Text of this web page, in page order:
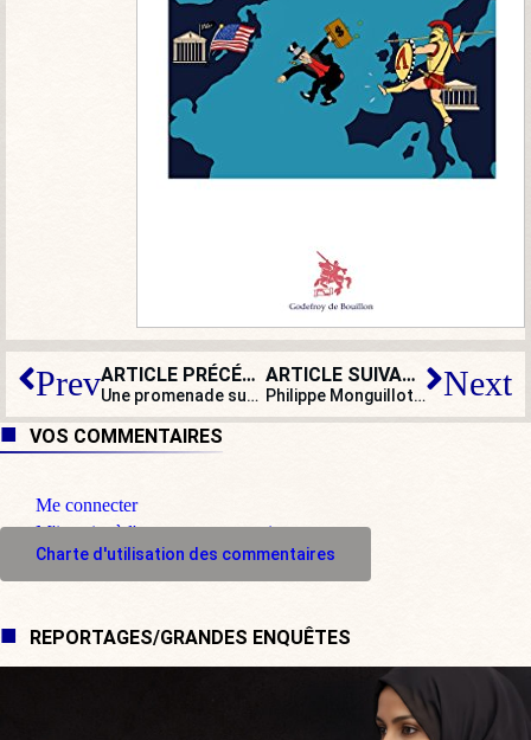
Prev ARTICLE PRÉCÉDENT
Une promenade sur le canal du Midi
ARTICLE SUIVANT
Philippe Monguillot, chauffeur de bus, tué par quatre hommes Next
VOS COMMENTAIRES
Me connecter
M'inscrire à l'espace commentaire
Charte d'utilisation des commentaires
REPORTAGES/GRANDES ENQUÊTES